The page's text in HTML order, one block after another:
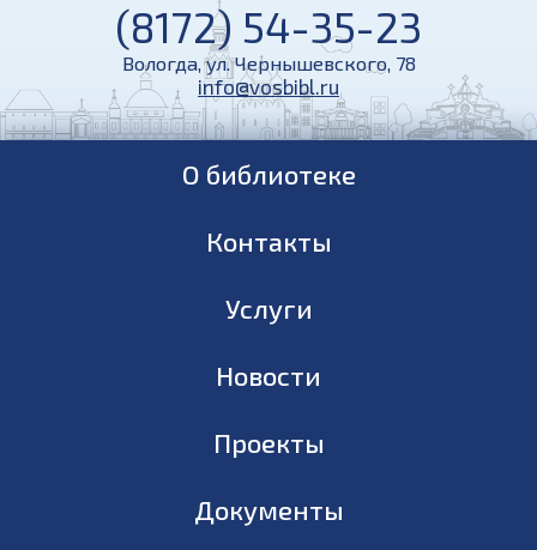
(8172) 54-35-23
Вологда, ул. Чернышевского, 78
info@vosbibl.ru
О библиотеке
Контакты
Услуги
Новости
Проекты
Документы